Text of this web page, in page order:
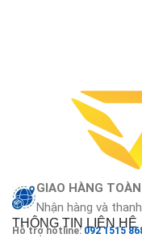
GIAO HÀNG
Nhận hàng và
THÔNG TIN LIÊN HỆ
Hỗ trợ hotline: 092 1515